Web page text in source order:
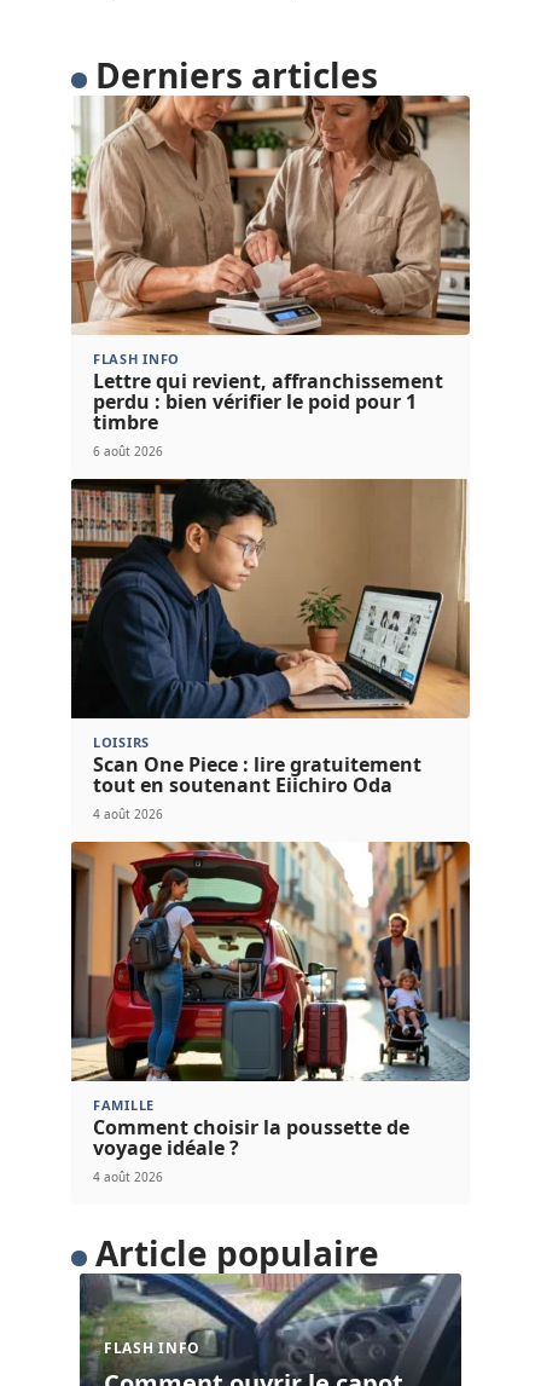
Derniers articles
FLASH INFO
Lettre qui revient, affranchissement
perdu : bien vérifier le poid pour 1
timbre
6 août 2026
LOISIRS
Scan One Piece : lire gratuitement
tout en soutenant Eiichiro Oda
4 août 2026
FAMILLE
Comment choisir la poussette de
voyage idéale ?
4 août 2026
Article populaire
FLASH INFO